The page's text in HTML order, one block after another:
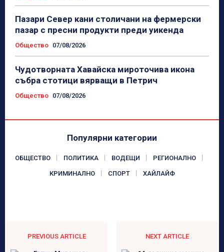
Пазари Север кани столичани на фермерски
пазар с пресни продукти преди уикенда
Общество 07/08/2026
Чудотворната Хавайска мироточива икона
събра стотици вярващи в Петрич
Общество 07/08/2026
Популярни категории
ОБЩЕСТВО ПОЛИТИКА ВОДЕЩИ РЕГИОНАЛНО
КРИМИНАЛНО СПОРТ ХАЙЛАЙФ
PREVIOUS ARTICLE NEXT ARTICLE